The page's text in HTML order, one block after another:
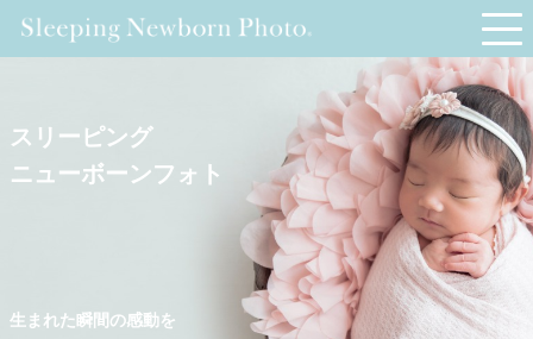
スリーピング
ニューボーンフォト
生まれた瞬間の感動を